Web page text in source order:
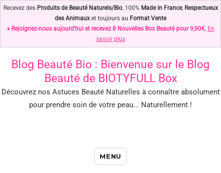
Recevez des Produits de Beauté Naturels/Bio, 100% Made in France, Respectueux
des Animauxet toujours au Format Vente
» Rejoignez-nous aujourd'hui et recevez 8 Nouvelles Box Beauté pour 9,90€. En
savoir plus
Blog Beauté Bio : Bienvenue sur le Blog
Beauté de BIOTYFULL Box
Découvrez nos Astuces Beauté Naturelles à connaître absolument
pour prendre soin de votre peau... Naturellement !
Blog Beauté Bio : Notre Top des
Astuces Beauté Naturelles !
MENU